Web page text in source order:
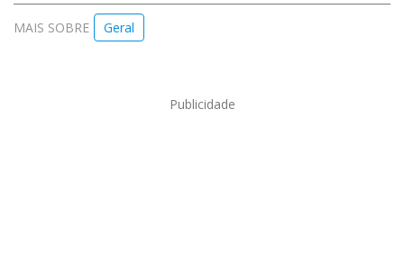
MAIS SOBRE Geral
Publicidade